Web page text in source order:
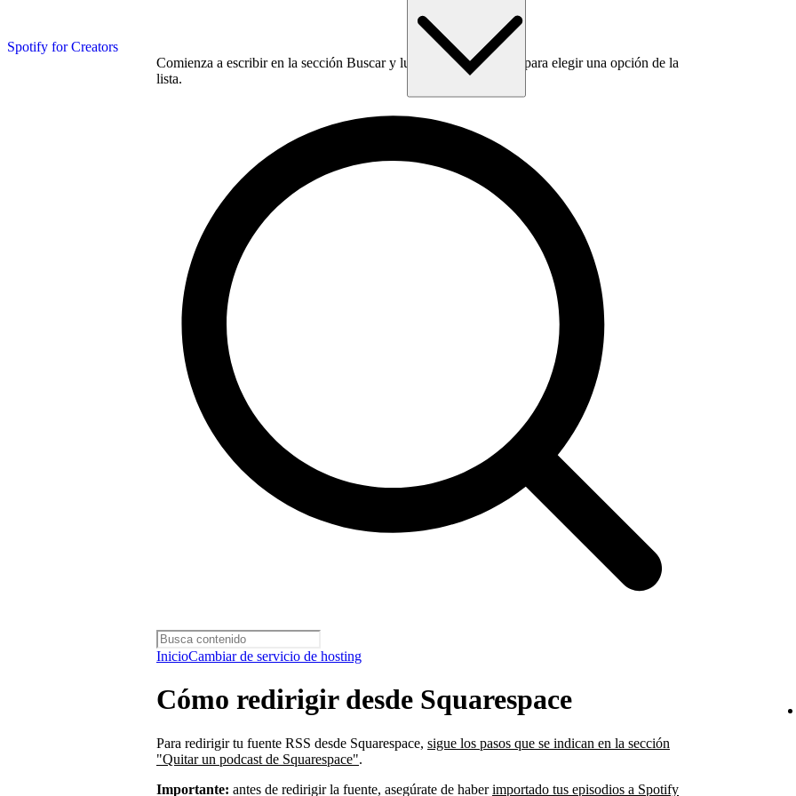
Spotify for Creators
Comienza a escribir en la sección Buscar y luego usa la tecla Tab para elegir una opción de la
lista.
InicioCambiar de servicio de hosting
Cómo redirigir desde Squarespace
Para redirigir tu fuente RSS desde Squarespace, sigue los pasos que se indican en la sección
"Quitar un podcast de Squarespace".
Importante: antes de redirigir la fuente, asegúrate de haberimportado tus episodios a Spotify